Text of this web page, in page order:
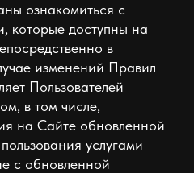
ознакомиться с
которые доступны на
в
изменений Правил
Пользователей
в том числе,
на Сайте обновленной
услугами
с обновленной